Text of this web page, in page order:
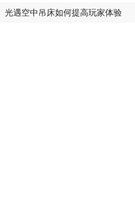
光遇空中吊床如何提高玩家体验